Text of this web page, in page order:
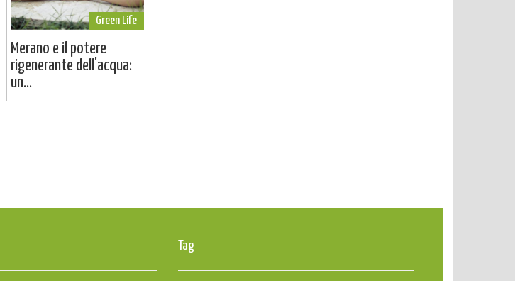
Green Life
Merano e il potere
rigenerante dell'acqua:
un...
Tag